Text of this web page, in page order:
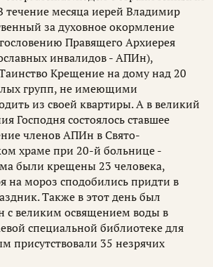
течение месяца иерей Владимир
за духовное окормление
Правящего Архиерея
инвалидов - АПИн),
Крещение на дому над 20
групп, не имеющими
из своей квартиры. А в великий
Господня состоялось ставшее
членов АПИн в Свято-
храме при 20-й больнице -
были крещены 23 человека,
на мороз сподобились придти в
Также в этот день был
с великим освящением воды в
специальной библиотеке для
присутствовали 35 незрячих